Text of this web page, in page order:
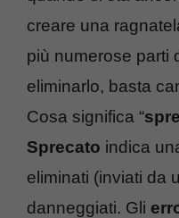
creare una
più numerose parti
eliminarlo, basta
Cosa significa “
Sprecato indica
eliminati (inviati da
danneggiati. Gli